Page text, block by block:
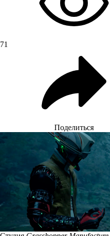
71
Поделиться